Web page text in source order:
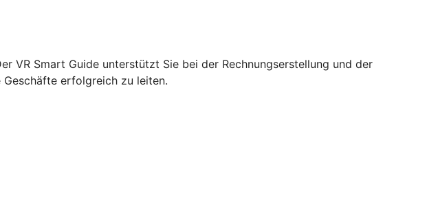
VR Smart Guide unterstützt Sie bei der Rechnungserstellung und der
erfolgreich zu leiten.